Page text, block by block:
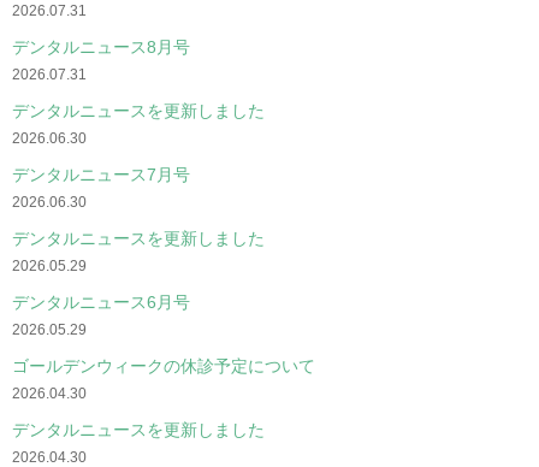
2026.07.31
デンタルニュース8月号
2026.07.31
デンタルニュースを更新しました
2026.06.30
デンタルニュース7月号
2026.06.30
デンタルニュースを更新しました
2026.05.29
デンタルニュース6月号
2026.05.29
ゴールデンウィークの休診予定について
2026.04.30
デンタルニュースを更新しました
2026.04.30